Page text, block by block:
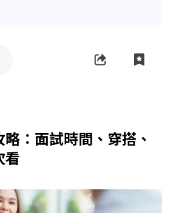
：面試時間、穿搭、
看